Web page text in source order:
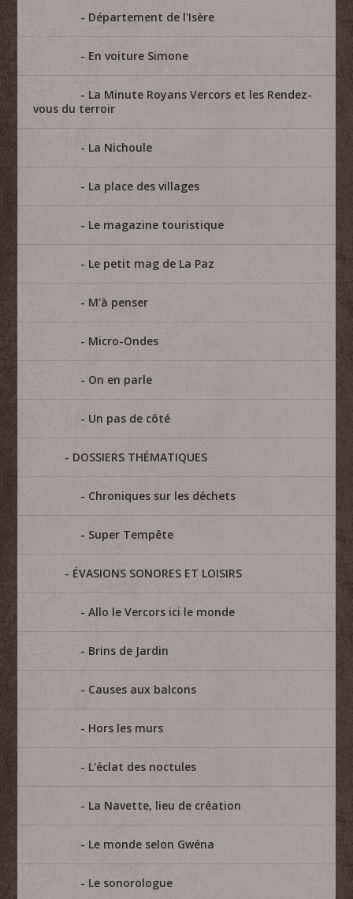
Département de l'Isère
En voiture Simone
La Minute Royans Vercors et les Rendez-
vous du terroir
La Nichoule
La place des villages
Le magazine touristique
Le petit mag de La Paz
M'à penser
Micro-Ondes
On en parle
Un pas de côté
DOSSIERS THÉMATIQUES
Chroniques sur les déchets
Super Tempête
ÉVASIONS SONORES ET LOISIRS
Allo le Vercors ici le monde
Brins de Jardin
Causes aux balcons
Hors les murs
L'éclat des noctules
La Navette, lieu de création
Le monde selon Gwéna
Le sonorologue